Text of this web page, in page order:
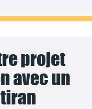
projet
avec un